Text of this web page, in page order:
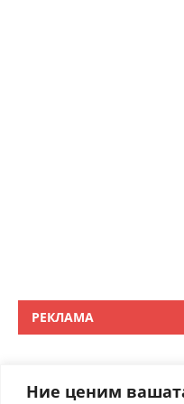
Ние ценим
РЕКЛАМА